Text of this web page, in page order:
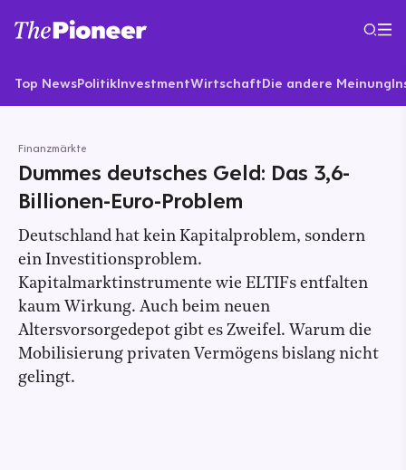
Top NewsPolitikInvestmentWirtschaftDie andere Meinung
Finanzmärkte
Dummes deutsches Geld: Das 3,6-
Billionen-Euro-Problem
Deutschland hat kein Kapitalproblem, sondern
ein Investitionsproblem.
Kapitalmarktinstrumente wie ELTIFs entfalten
kaum Wirkung. Auch beim neuen
Altersvorsorgedepot gibt es Zweifel. Warum die
Mobilisierung privaten Vermögens bislang nicht
gelingt.